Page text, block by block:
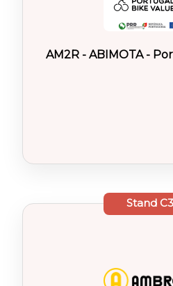
AM2R - ABIMOTA -
Stand